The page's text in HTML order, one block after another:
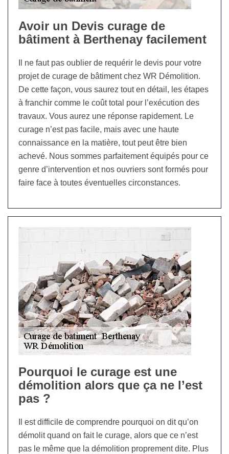
Avoir un Devis curage de
bâtiment à Berthenay facilement
Il ne faut pas oublier de requérir le devis pour votre
projet de curage de bâtiment chez WR Démolition.
De cette façon, vous saurez tout en détail, les étapes
à franchir comme le coût total pour l’exécution des
travaux. Vous aurez une réponse rapidement. Le
curage n’est pas facile, mais avec une haute
connaissance en la matière, tout peut être bien
achevé. Nous sommes parfaitement équipés pour ce
genre d’intervention et nos ouvriers sont formés pour
faire face à toutes éventuelles circonstances.
Pourquoi le curage est une
démolition alors que ça ne l’est
pas ?
Il est difficile de comprendre pourquoi on dit qu’on
démolit quand on fait le curage, alors que ce n’est
pas le même que la démolition proprement dite. Plus